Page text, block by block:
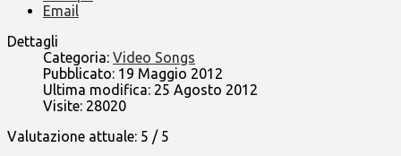
Email
Dettagli
Categoria: Video Songs
Pubblicato: 19 Maggio 2012
Ultima modifica: 25 Agosto 2012
Visite: 28020
Valutazione attuale: 5 / 5